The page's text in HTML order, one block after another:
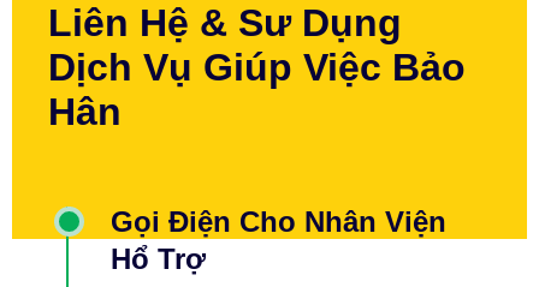
Liên Hệ & Sư Dụng
Dịch Vụ Giúp Việc Bảo
Hân
Gọi Điện Cho Nhân Viện
Hổ Trợ